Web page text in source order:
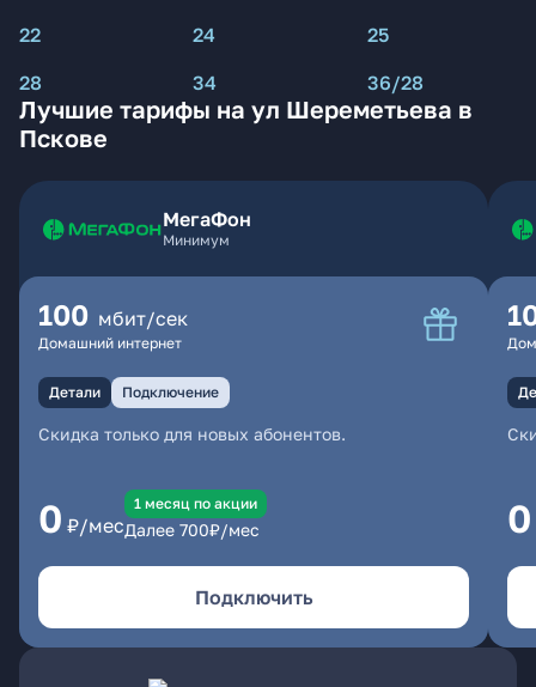
22
24
25
28
34 36/28
Лучшие тарифы на ул Шереметьева в
Пскове
МегаФон
Минимум
100 мбит/сек
Домашний интернет
Детали Подключение
Скидка только для новых абонентов.
0 ₽/мес
1 месяц по акции
Далее 700₽/мес
Подключить
0